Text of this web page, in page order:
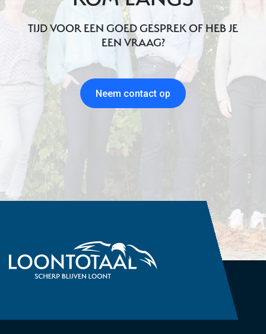
TIJD VOOR EEN GOED GESPREK OF HEB JE
EEN VRAAG?
Neem contact op